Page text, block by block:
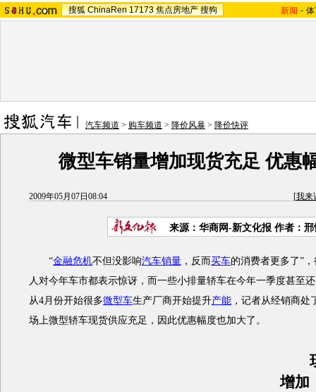
搜狐 ChinaRen 17173 焦点房地产 搜狗 新闻 -
汽车频道 > 购车频道 > 降价风暴 > 降价快评
微型车销量增加现货充足 优惠
2009年05月07日08:04 [我来
来源： 华商网-新文化报 作者：邢
“金融危机不但没影响汽车销量 ，反而买车的消费者更多了”
人对今年车市都表示惊讶，而一些小排量轿车在今年一季度甚至
从4月份开始很多微型车生产厂商开始提升产能 ，记者从经销商处
场上微型轿车现货供应充足，因此优惠幅度也加大了。
现
增加